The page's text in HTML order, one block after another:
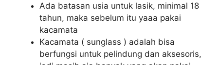
Ada batasan usia untuk lasik, minimal 18
tahun, maka sebelum itu yaaa pakai
kacamata
Kacamata ( sunglass ) adalah bisa
berfungsi untuk pelindung dan aksesoris,